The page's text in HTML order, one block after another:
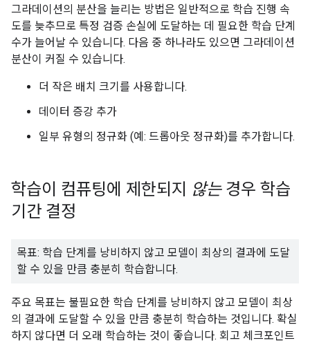
그라데이션의 분산을 늘리는 방법은 일반적으로 학습 진행 속
도를 늦추므로 특정 검증 손실에 도달하는 데 필요한 학습 단계
수가 늘어날 수 있습니다. 다음 중 하나라도 있으면 그라데이션
분산이 커질 수 있습니다.
더 작은 배치 크기를 사용합니다.
데이터 증강 추가
일부 유형의 정규화 (예: 드롭아웃 정규화)를 추가합니다.
학습이 컴퓨팅에 제한되지 않는경우 학습
기간 결정
목표: 학습 단계를 낭비하지 않고 모델이 최상의 결과에 도달
할 수 있을 만큼 충분히 학습합니다.
주요 목표는 불필요한 학습 단계를 낭비하지 않고 모델이 최상
의 결과에 도달할 수 있을 만큼 충분히 학습하는 것입니다. 확실
하지 않다면 더 오래 학습하는 것이 좋습니다. 회고 체크포인트